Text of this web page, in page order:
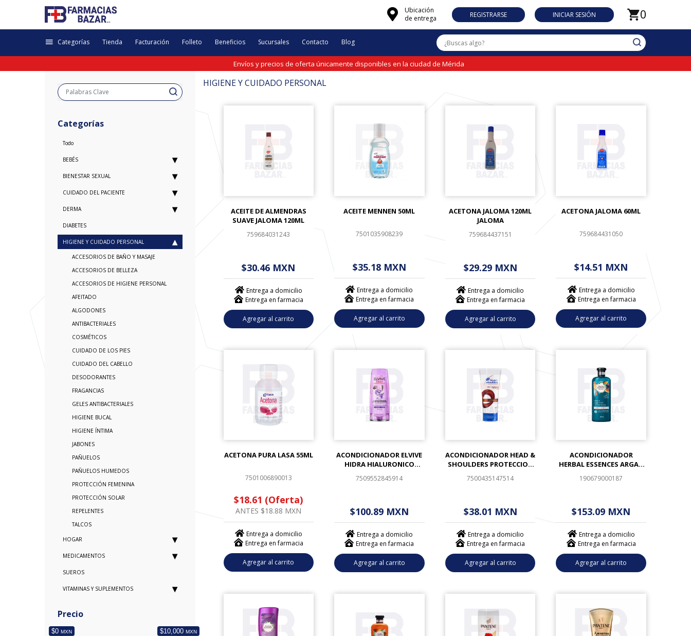
Ubicación
de entrega
REGISTRARSE INICIAR SESIÓN 0
Categorías Tienda Facturación Folleto Beneficios Sucursales Contacto Blog
Envíos y precios de oferta únicamente disponibles en la ciudad de Mérida
Categorías
Todo
BEBÉS
BIENESTAR SEXUAL
CUIDADO DEL PACIENTE
DERMA
DIABETES
HIGIENE Y CUIDADO PERSONAL
ACCESORIOS DE BAÑO Y MASAJE
ACCESORIOS DE BELLEZA
ACCESORIOS DE HIGIENE PERSONAL
AFEITADO
ALGODONES
ANTIBACTERIALES
COSMÉTICOS
CUIDADO DE LOS PIES
CUIDADO DEL CABELLO
DESODORANTES
FRAGANCIAS
GELES ANTIBACTERIALES
HIGIENE BUCAL
HIGIENE ÍNTIMA
JABONES
PAÑUELOS
PAÑUELOS HUMEDOS
PROTECCIÓN FEMENINA
PROTECCIÓN SOLAR
REPELENTES
TALCOS
HOGAR
MEDICAMENTOS
SUEROS
VITAMINAS Y SUPLEMENTOS
Precio
$0 MXN $10,000 MXN
HIGIENE Y CUIDADO PERSONAL
ACEITE DE ALMENDRAS
SUAVE JALOMA 120ML
759684031243
$30.46 MXN
Entrega a domicilio
Entrega en farmacia
Agregar al carrito
ACEITE MENNEN 50ML
7501035908239
$35.18 MXN
Entrega a domicilio
Entrega en farmacia
Agregar al carrito
ACETONA JALOMA 120ML
JALOMA
759684437151
$29.29 MXN
Entrega a domicilio
Entrega en farmacia
Agregar al carrito
ACETONA JALOMA 60ML
759684431050
$14.51 MXN
Entrega a domicilio
Entrega en farmacia
Agregar al carrito
ACETONA PURA LASA 55ML
7501006890013
$18.61 (Oferta)
ANTES $18.88 MXN
Entrega a domicilio
Entrega en farmacia
Agregar al carrito
ACONDICIONADOR ELVIVE
HIDRA HIALURONICO
7509552845914
$100.89 MXN
Entrega a domicilio
Entrega en farmacia
Agregar al carrito
ACONDICIONADOR HEAD &
SHOULDERS PROTECCION
7500435147514
$38.01 MXN
Entrega a domicilio
Entrega en farmacia
Agregar al carrito
ACONDICIONADOR
HERBAL ESSENCES ARGAN
190679000187
$153.09 MXN
Entrega a domicilio
Entrega en farmacia
Agregar al carrito